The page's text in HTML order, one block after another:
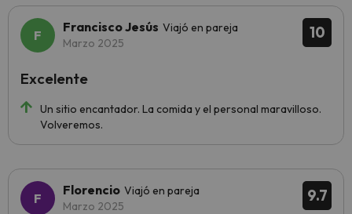
10
Francisco Jesús Viajó en pareja
Marzo 2025
Un sitio encantador. La comida y el personal maravilloso.
Volveremos.
Excelente
9.7
Florencio Viajó en pareja
Marzo 2025